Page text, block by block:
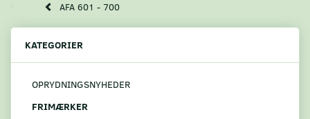
AFA 601 - 700
KATEGORIER
OPRYDNINGSNYHEDER
FRIMÆRKER